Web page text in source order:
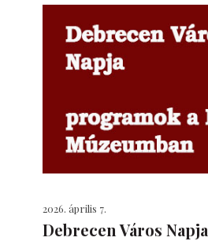
2026. április 7.
Debrecen Város Napja